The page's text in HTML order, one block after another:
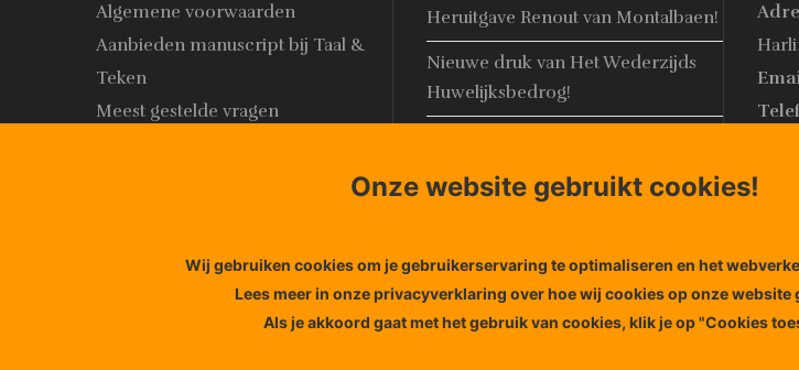
Algemene voorwaarden
Aanbieden manuscript bij Taal &
Teken
Meest gestelde vragen
Heruitgave Renout van Montalbaen!
Nieuwe druk van Het Wederzijds
Huwelijksbedrog!
© 2017 Taal-Teken.nl
Onze website gebruikt cookies!
Wij gebruiken cookies om je gebruikerservaring te optimaliseren en het
Lees meer in onze privacyverklaring over hoe wij cookies op onze website
Als je akkoord gaat met het gebruik van cookies, klik je op "Cookies